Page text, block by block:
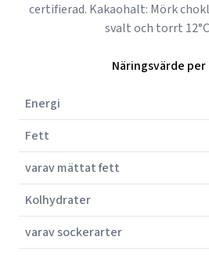
certifierad. Kakaohalt: Mörk
svalt och torrt 12°C
Näringsvärde per
Energi
Fett
varav mättat fett
Kolhydrater
varav sockerarter